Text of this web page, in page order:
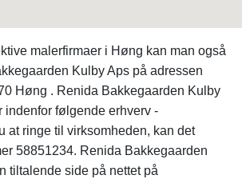
malerfirmaer i Høng kan man også
Kulby Aps på adressen
Høng . Renida Bakkegaarden Kulby
indenfor følgende erhverv -
at ringe til virksomheden, kan det
58851234. Renida Bakkegaarden
tiltalende side på nettet på